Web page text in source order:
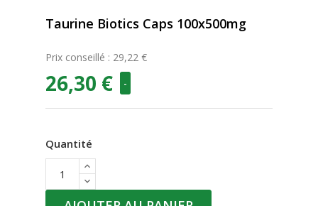
Taurine Biotics Caps 100x500mg
Prix conseillé : 29,22 €
26,30 € -
Quantité